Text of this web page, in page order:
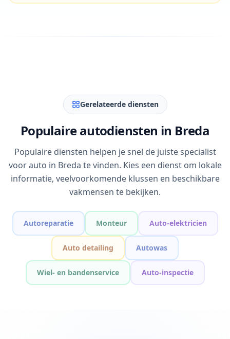
Gerelateerde diensten
Populaire autodiensten in Breda
Populaire diensten helpen je snel de juiste specialist
voor auto in Breda te vinden. Kies een dienst om lokale
informatie, veelvoorkomende klussen en beschikbare
vakmensen te bekijken.
Autoreparatie Monteur Auto-elektricien
Auto detailing Autowas
Wiel- en bandenservice Auto-inspectie